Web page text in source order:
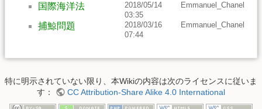
国際海洋法
2018/05/14
03:35
Emmanuel_Chanel
捕鯨問題
2018/03/16
07:44
Emmanuel_Chanel
特に明示されていない限り、本Wikiの内容は次のライセンスに従いま
す：
CC Attribution-Share Alike 4.0 International